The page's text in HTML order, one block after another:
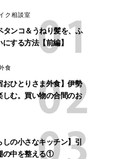
ク相談室
タンコ＆うねり髪を、ふ
する方法【前編】
食
おひとりさま外食】伊勢
しむ。買い物の合間のお
しの小さなキッチン】引
の中を整える①